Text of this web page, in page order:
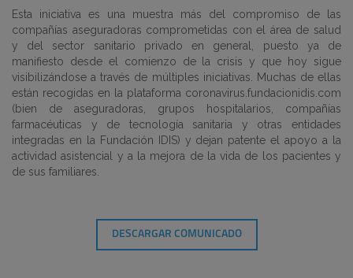
Esta iniciativa es una muestra más del compromiso de las
compañías aseguradoras comprometidas con el área de salud
y del sector sanitario privado en general, puesto ya de
manifiesto desde el comienzo de la crisis y que hoy sigue
visibilizándose a través de múltiples iniciativas. Muchas de ellas
están recogidas en la plataforma coronavirus.fundacionidis.com
(bien de aseguradoras, grupos hospitalarios, compañías
farmacéuticas y de tecnología sanitaria y otras entidades
integradas en la Fundación IDIS) y dejan patente el apoyo a la
actividad asistencial y a la mejora de la vida de los pacientes y
de sus familiares.
DESCARGAR COMUNICADO